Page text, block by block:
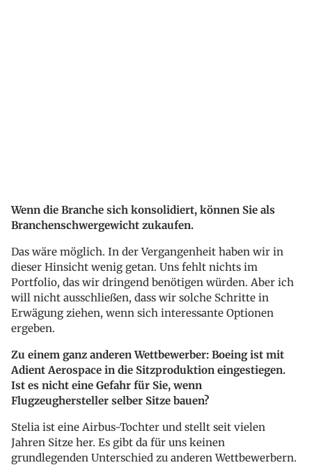
Wenn die Branche sich konsolidiert, können Sie als
Branchenschwergewicht zukaufen.
Das wäre möglich. In der Vergangenheit haben wir in
dieser Hinsicht wenig getan. Uns fehlt nichts im
Portfolio, das wir dringend benötigen würden. Aber ich
will nicht ausschließen, dass wir solche Schritte in
Erwägung ziehen, wenn sich interessante Optionen
ergeben.
Zu einem ganz anderen Wettbewerber: Boeing ist mit
Adient Aerospace in die Sitzproduktion eingestiegen.
Ist es nicht eine Gefahr für Sie, wenn
Flugzeughersteller selber Sitze bauen?
Stelia ist eine Airbus-Tochter und stellt seit vielen
Jahren Sitze her. Es gibt da für uns keinen
grundlegenden Unterschied zu anderen Wettbewerbern.